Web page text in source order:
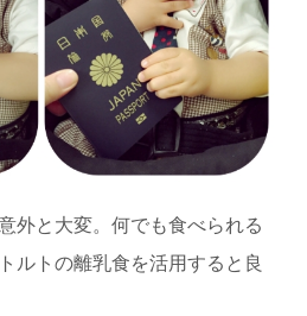
外と大変。何でも食べられる
ルトの離乳食を活用すると良